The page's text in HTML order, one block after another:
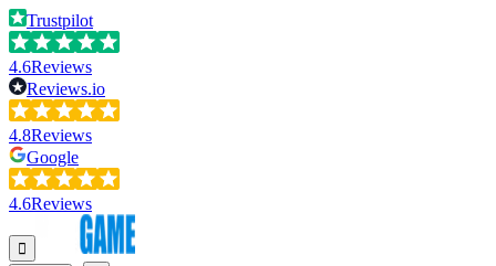
Trustpilot
4.6Reviews
Reviews.io
4.8Reviews
Google
4.6Reviews